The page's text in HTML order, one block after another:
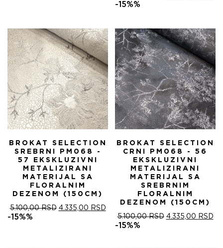
5.100,00 RSD.
-15%%
BROKAT SELECTION
SREBRNI PM068 -
57 EKSKLUZIVNI
METALIZIRANI
MATERIJAL SA
FLORALNIM
DEZENOM (150CM)
5.100,00RSD ОРИГИНАЛНА
4.335,00 RSDТРЕНУТНА
ЦЕНА
-15%%
BROKAT SELECTION
CRNI PM068 - 56
EKSKLUZIVNI
METALIZIRANI
MATERIJAL SA
SREBRNIM
FLORALNIM
DEZENOM (150CM)
5.100,00RSD ОРИГИНАЛНА
4.335,00 RSD
-15%%